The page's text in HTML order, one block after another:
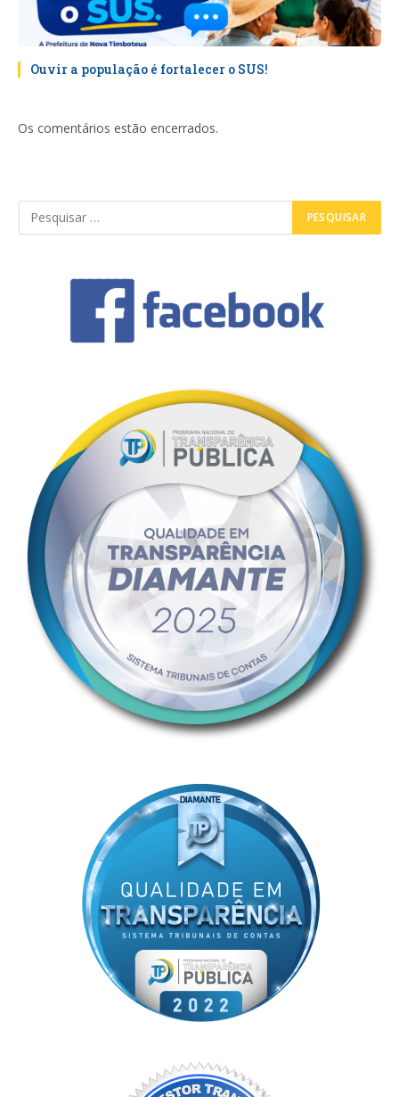
Ouvir a população é fortalecer o SUS!
Os comentários estão encerrados.